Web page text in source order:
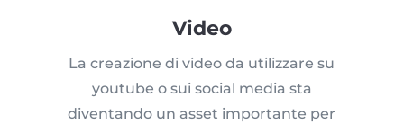
Video
La creazione di video da utilizzare su
youtube o sui social media sta
diventando un asset importante per